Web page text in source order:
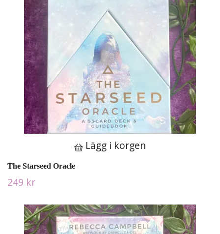
Lägg i korgen
The Starseed Oracle
249 kr